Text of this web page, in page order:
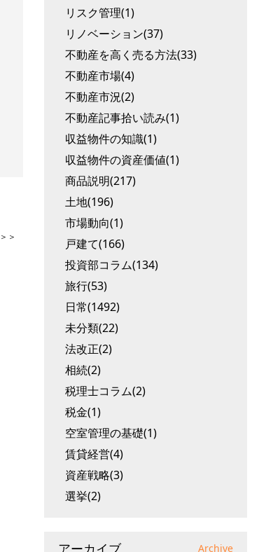
＞＞
リスク管理(1)
リノベーション(37)
不動産を高く売る方法(33)
不動産市場(4)
不動産市況(2)
不動産記事拾い読み(1)
収益物件の知識(1)
収益物件の資産価値(1)
商品説明(217)
土地(196)
市場動向(1)
戸建て(166)
投資部コラム(134)
旅行(53)
日常(1492)
未分類(22)
法改正(2)
相続(2)
税理士コラム(2)
税金(1)
空室管理の基礎(1)
賃貸経営(4)
資産戦略(3)
選挙(2)
アーカイブ Archive